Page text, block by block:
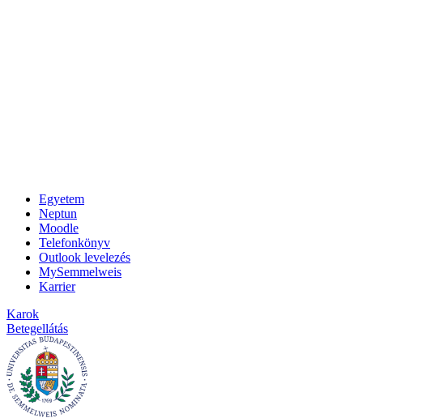
Egyetem
Neptun
Moodle
Telefonkönyv
Outlook levelezés
MySemmelweis
Karrier
Karok
Betegellátás